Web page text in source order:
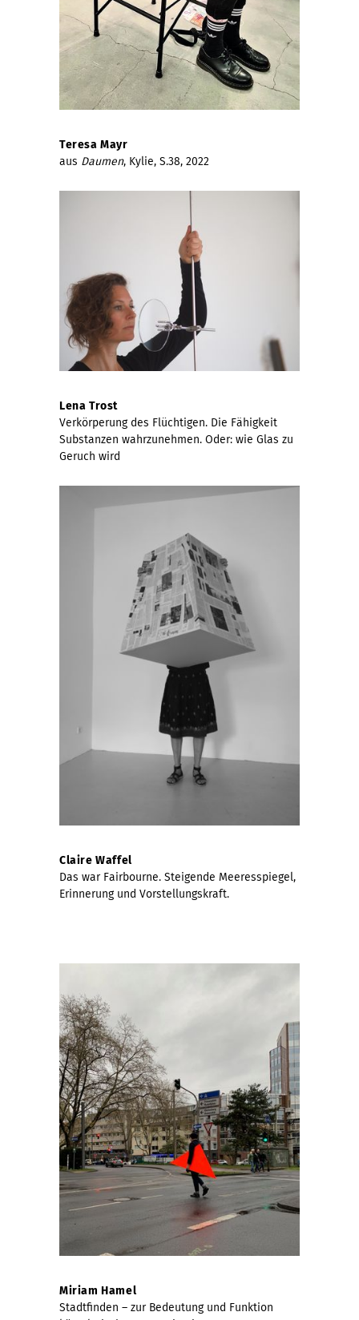
Teresa Mayr
aus Daumen, Kylie, S.38, 2022
Lena Trost
Verkörperung des Flüchtigen. Die Fähigkeit
Substanzen wahrzunehmen. Oder: wie Glas zu
Geruch wird
Claire Waffel
Das war Fairbourne. Steigende Meeresspiegel,
Erinnerung und Vorstellungskraft.
Miriam Hamel
Stadtfinden – zur Bedeutung und Funktion